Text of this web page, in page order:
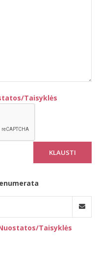
Taisyklės
Taisyklės